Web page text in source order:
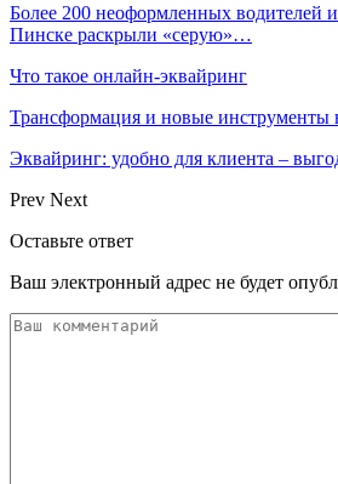
Более 200 неоформленных водителей
Пинске раскрыли «серую»…
Что такое онлайн-эквайринг
Трансформация и новые инструменты
Эквайринг: удобно для клиента –
Prev Next
Оставьте ответ
Ваш электронный адрес не будет